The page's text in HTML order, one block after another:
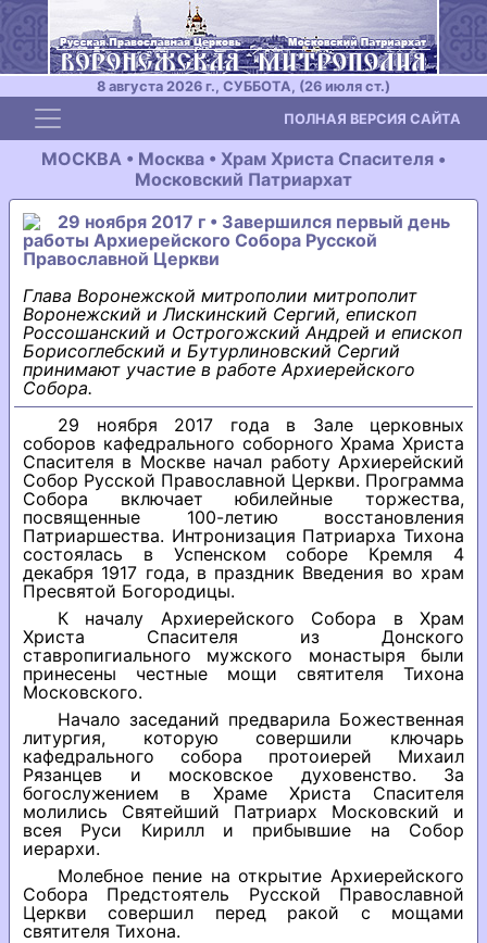
8 августа 2026 г., СУББОТА, (26 июля ст.)
Toggle navigation ПОЛНАЯ ВЕРСИЯ САЙТА
МОСКВА • Москва • Храм Христа Спасителя •
Московский Патриархат
29 ноября 2017 г • Завершился первый день
работы Архиерейского Собора Русской
Православной Церкви
Глава Воронежской митрополии митрополит
Воронежский и Лискинский Сергий, епископ
Россошанский и Острогожский Андрей и епископ
Борисоглебский и Бутурлиновский Сергий
принимают участие в работе Архиерейского
Собора.
29 ноября 2017 года в Зале церковных
соборов кафедрального соборного Храма Христа
Спасителя в Москве начал работу Архиерейский
Собор Русской Православной Церкви. Программа
Собора включает юбилейные торжества,
посвященные 100-летию восстановления
Патриаршества. Интронизация Патриарха Тихона
состоялась в Успенском соборе Кремля 4
декабря 1917 года, в праздник Введения во храм
Пресвятой Богородицы.
К началу Архиерейского Собора в Храм
Христа Спасителя из Донского
ставропигиального мужского монастыря были
принесены честные мощи святителя Тихона
Московского.
Начало заседаний предварила Божественная
литургия, которую совершили ключарь
кафедрального собора протоиерей Михаил
Рязанцев и московское духовенство. За
богослужением в Храме Христа Спасителя
молились Святейший Патриарх Московский и
всея Руси Кирилл и прибывшие на Собор
иерархи.
Молебное пение на открытие Архиерейского
Собора Предстоятель Русской Православной
Церкви совершил перед ракой с мощами
святителя Тихона.